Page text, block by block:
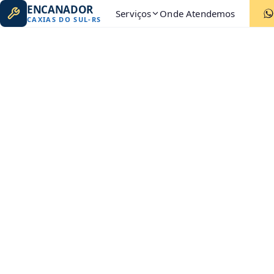
ENCANADOR
CAXIAS DO SUL- RS Serviços Onde Atendemos